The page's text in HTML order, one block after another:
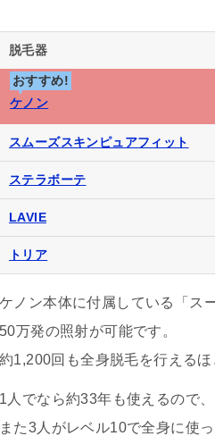
脱毛器
おすすめ!
ケノン
スムーズスキンピュアフィット
ステラボーテ
LAVIE
トリア
ケノン本体に付属している「ス
50万発の照射が可能です。
約1,200回も全身脱毛を行える
1人でなら約33年も使えるので
また3人がレベル10で全身に使